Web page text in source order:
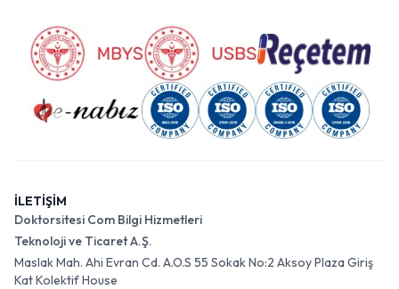
İLETİŞİM
Doktorsitesi Com Bilgi Hizmetleri
Teknoloji ve Ticaret A.Ş.
Maslak Mah. Ahi Evran Cd. A.O.S 55 Sokak No:2 Aksoy Plaza Giriş
Kat Kolektif House